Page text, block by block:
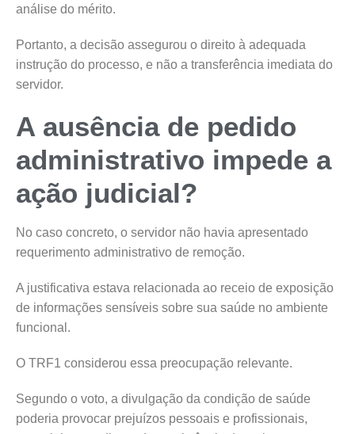
análise do mérito.
Portanto, a decisão assegurou o direito à adequada
instrução do processo, e não a transferência imediata do
servidor.
A ausência de pedido
administrativo impede a
ação judicial?
No caso concreto, o servidor não havia apresentado
requerimento administrativo de remoção.
A justificativa estava relacionada ao receio de exposição
de informações sensíveis sobre sua saúde no ambiente
funcional.
O TRF1 considerou essa preocupação relevante.
Segundo o voto, a divulgação da condição de saúde
poderia provocar prejuízos pessoais e profissionais,